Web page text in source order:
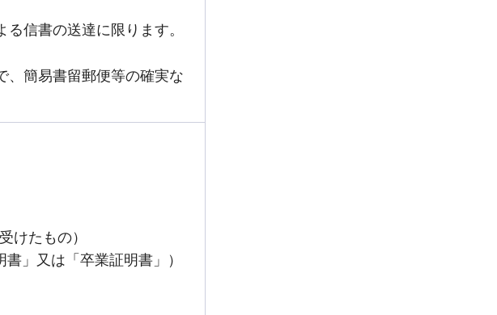
信書の送達に限ります。
、簡易書留郵便等の確実な
けたもの）
」又は「卒業証明書」）